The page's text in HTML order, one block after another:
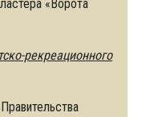
«Ворота
рекреационного